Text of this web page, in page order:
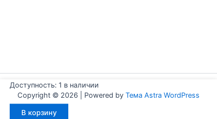
Copyright © 2026 | Powered by Тема Astra WordPress
Доступность: 1 в наличии
товара
В корзину